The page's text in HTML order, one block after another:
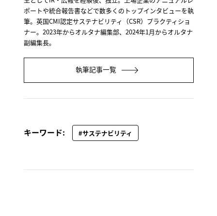
ポートや統合報告書などで数多くのトップインタビューを執
筆。英国CMI認定サステナビリティ（CSR）プラクティショ
ナー。2023年からオルタナ編集部、2024年1月からオルタナ
副編集長。
執筆記事一覧
キーワード: #サステナビリティ